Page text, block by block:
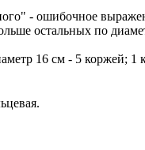
- ошибочное
остальных по
16 см - 5 коржей;